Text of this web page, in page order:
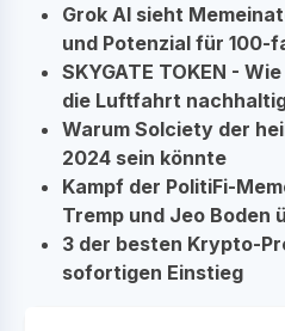
Grok AI sieht
und Potenzial für 100-
SKYGATE TOKEN -
die Luftfahrt
Warum Solciety der
2024 sein könnte
Kampf der PolitiFi-
Tremp und Jeo Boden
3 der besten Krypto-
sofortigen Einstieg